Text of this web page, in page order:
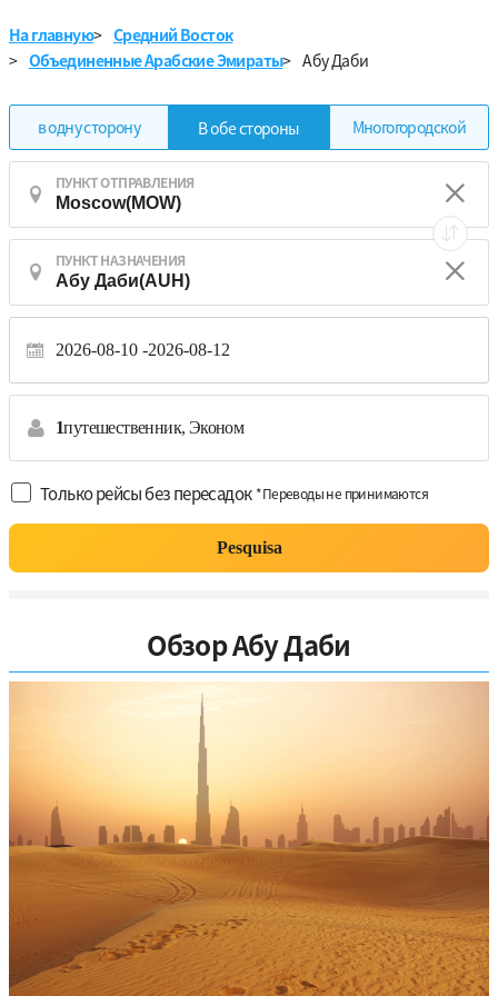
На главную> Средний Восток
> Объединенные Арабские Эмираты> Абу Даби
в одну сторону В обе стороны Многогородской
ПУНКТ ОТПРАВЛЕНИЯ
ПУНКТ НАЗНАЧЕНИЯ
2026-08-10 2026-08-12
1путешественник, Эконом
Только рейсы без пересадок *Переводы не принимаются
Pesquisa
Обзор Абу Даби